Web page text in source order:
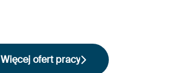
Więcej ofert pracy